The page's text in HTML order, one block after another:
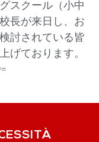
スクール（小中
長が来日し、お
討されている皆
げております。